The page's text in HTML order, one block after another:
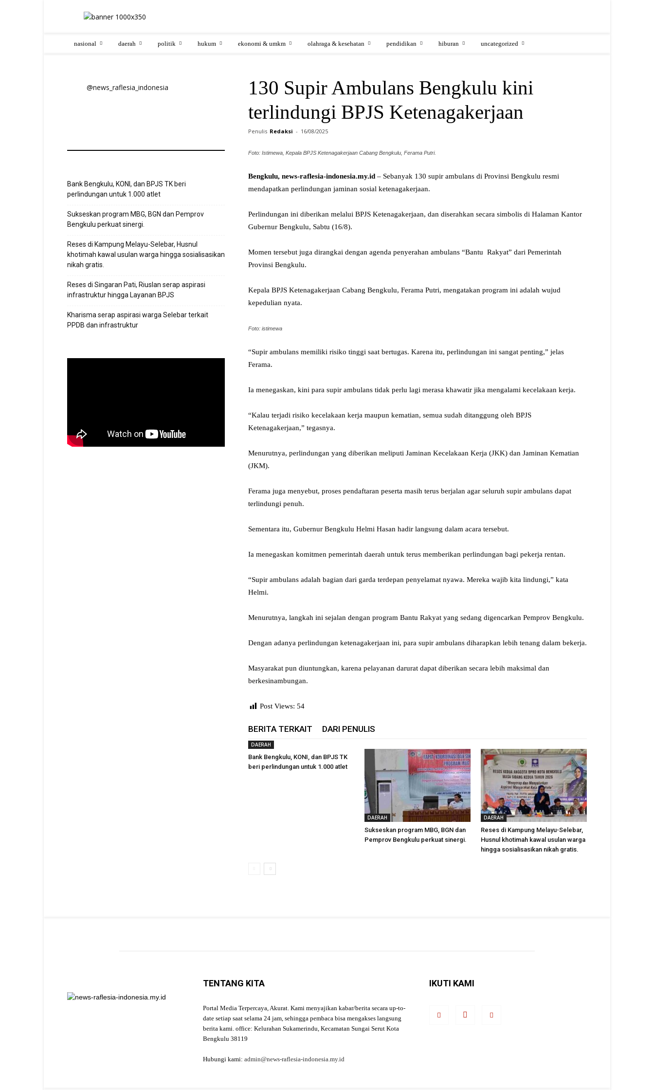
nasional daerah politik hukum ekonomi & umkm olahraga & kesehatan pendidikan hiburan uncategorized
130 Supir Ambulans Bengkulu kini
terlindungi BPJS Ketenagakerjaan
Penulis Redaksi - 16/08/2025
Foto: Istimewa, Kepala BPJS Ketenagakerjaan Cabang Bengkulu, Ferama Putri.
Bengkulu, news-raflesia-indonesia.my.id – Sebanyak 130 supir ambulans di Provinsi Bengkulu resmi
mendapatkan perlindungan jaminan sosial ketenagakerjaan.
Perlindungan ini diberikan melalui BPJS Ketenagakerjaan, dan diserahkan secara simbolis di Halaman Kantor
Gubernur Bengkulu, Sabtu (16/8).
Momen tersebut juga dirangkai dengan agenda penyerahan ambulans “Bantu Rakyat” dari Pemerintah
Provinsi Bengkulu.
Kepala BPJS Ketenagakerjaan Cabang Bengkulu, Ferama Putri, mengatakan program ini adalah wujud
kepedulian nyata.
Foto: istimewa
“Supir ambulans memiliki risiko tinggi saat bertugas. Karena itu, perlindungan ini sangat penting,” jelas
Ferama.
Ia menegaskan, kini para supir ambulans tidak perlu lagi merasa khawatir jika mengalami kecelakaan kerja.
“Kalau terjadi risiko kecelakaan kerja maupun kematian, semua sudah ditanggung oleh BPJS
Ketenagakerjaan,” tegasnya.
Menurutnya, perlindungan yang diberikan meliputi Jaminan Kecelakaan Kerja (JKK) dan Jaminan Kematian
(JKM).
Ferama juga menyebut, proses pendaftaran peserta masih terus berjalan agar seluruh supir ambulans dapat
terlindungi penuh.
Sementara itu, Gubernur Bengkulu Helmi Hasan hadir langsung dalam acara tersebut.
Ia menegaskan komitmen pemerintah daerah untuk terus memberikan perlindungan bagi pekerja rentan.
“Supir ambulans adalah bagian dari garda terdepan penyelamat nyawa. Mereka wajib kita lindungi,” kata
Helmi.
Menurutnya, langkah ini sejalan dengan program Bantu Rakyat yang sedang digencarkan Pemprov Bengkulu.
Dengan adanya perlindungan ketenagakerjaan ini, para supir ambulans diharapkan lebih tenang dalam bekerja.
Masyarakat pun diuntungkan, karena pelayanan darurat dapat diberikan secara lebih maksimal dan
berkesinambungan.
Post Views: 54
BERITA TERKAIT DARI PENULIS
DAERAH
Bank Bengkulu, KONI, dan BPJS TK
beri perlindungan untuk 1.000 atlet
DAERAH
Sukseskan program MBG, BGN dan
Pemprov Bengkulu perkuat sinergi.
DAERAH
Reses di Kampung Melayu-Selebar,
Husnul khotimah kawal usulan warga
hingga sosialisasikan nikah gratis.
@news_raflesia_indonesia
Bank Bengkulu, KONI, dan BPJS TK beri
perlindungan untuk 1.000 atlet
Sukseskan program MBG, BGN dan Pemprov
Bengkulu perkuat sinergi.
Reses di Kampung Melayu-Selebar, Husnul
khotimah kawal usulan warga hingga sosialisasikan
nikah gratis.
Reses di Singaran Pati, Riuslan serap aspirasi
infrastruktur hingga Layanan BPJS
Kharisma serap aspirasi warga Selebar terkait
PPDB dan infrastruktur
TENTANG KITA
Portal Media Terpercaya, Akurat. Kami menyajikan kabar/berita secara up-to-
date setiap saat selama 24 jam, sehingga pembaca bisa mengakses langsung
berita kami. office: Kelurahan Sukamerindu, Kecamatan Sungai Serut Kota
Bengkulu 38119
Hubungi kami: admin@news-raflesia-indonesia.my.id
IKUTI KAMI